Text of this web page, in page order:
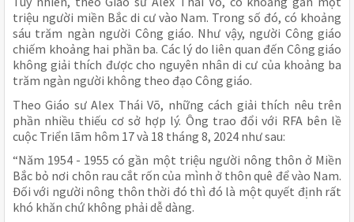
triệu người miền Bắc di cư vào Nam. Trong số đó, có khoảng
sáu trăm ngàn người Công giáo. Như vậy, người Công giáo
chiếm khoảng hai phần ba. Các lý do liên quan đến Công giáo
không giải thích được cho nguyên nhân di cư của khoảng ba
trăm ngàn người không theo đạo Công giáo.
Theo Giáo sư Alex Thái Võ, những cách giải thích nêu trên
phần nhiều thiếu cơ sở hợp lý. Ông trao đổi với RFA bên lề
cuộc Triển lãm hôm 17 và 18 tháng 8, 2024 như sau:
“Năm 1954 - 1955 có gần một triệu người nông thôn ở Miền
Bắc bỏ nơi chôn rau cắt rốn của mình ở thôn quê để vào Nam.
Đối với người nông thôn thời đó thì đó là một quyết định rất
khó khăn chứ không phải dễ dàng.